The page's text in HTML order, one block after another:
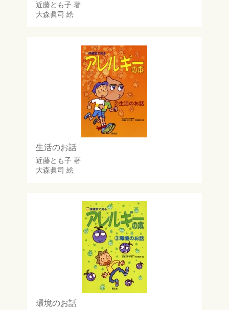
近藤とも子著
大森眞司 絵
生活のお話
近藤とも子著
大森眞司 絵
環境のお話